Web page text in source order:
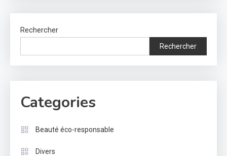
Rechercher
Rechercher
Categories
Beauté éco-responsable
Divers